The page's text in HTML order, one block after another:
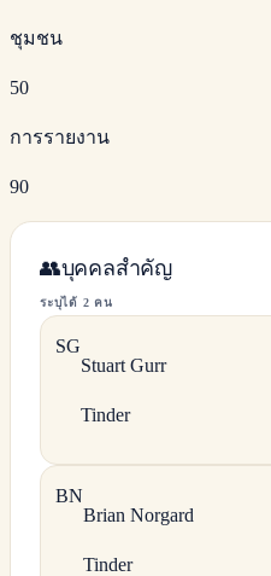
ชุมชน
50
การรายงาน
90
👥บุคคลสำคัญ
ระบุได้ 2 คน
SG
Stuart Gurr
Tinder
BN
Brian Norgard
Tinder